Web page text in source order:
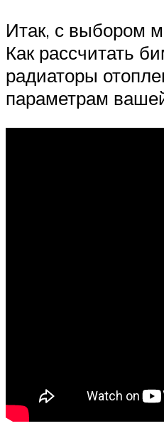
Итак, с выбором
Как рассчитать
радиаторы
параметрам